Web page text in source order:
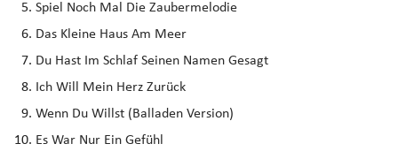
Spiel Noch Mal Die Zaubermelodie
Das Kleine Haus Am Meer
Du Hast Im Schlaf Seinen Namen Gesagt
Ich Will Mein Herz Zurück
Wenn Du Willst (Balladen Version)
Es War Nur Ein Gefühl